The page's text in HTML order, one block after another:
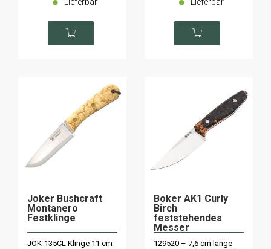
Joker Bushcraft
Montanero
Festklinge
JOK-135CL Klinge 11 cm
Boker AK1 Curly
Birch
feststehendes
Messer
129520 – 7,6 cm lange